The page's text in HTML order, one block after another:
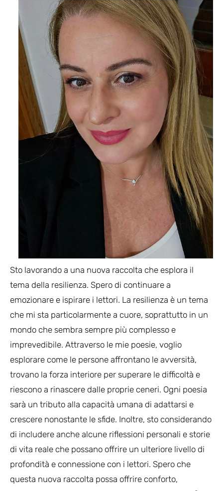
Sto lavorando a una nuova raccolta che esplora il
tema della resilienza. Spero di continuare a
emozionare e ispirare i lettori. La resilienza è un tema
che mi sta particolarmente a cuore, soprattutto in un
mondo che sembra sempre più complesso e
imprevedibile. Attraverso le mie poesie, voglio
esplorare come le persone affrontano le avversità,
trovano la forza interiore per superare le difficoltà e
riescono a rinascere dalle proprie ceneri. Ogni poesia
sarà un tributo alla capacità umana di adattarsi e
crescere nonostante le sfide. Inoltre, sto considerando
di includere anche alcune riflessioni personali e storie
di vita reale che possano offrire un ulteriore livello di
profondità e connessione con i lettori. Spero che
questa nuova raccolta possa offrire conforto,